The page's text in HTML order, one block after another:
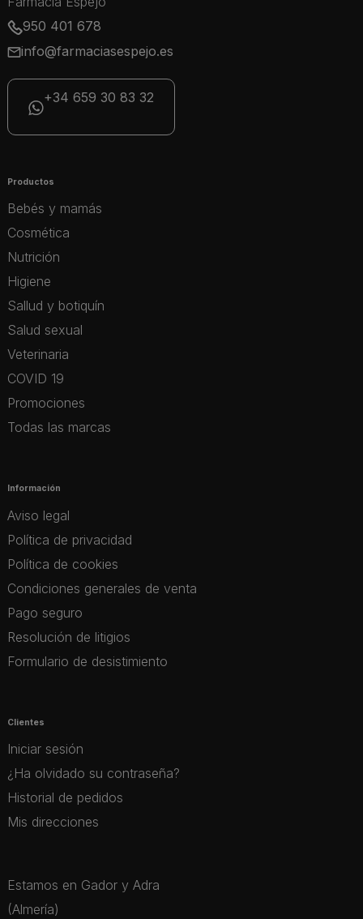
950 401 678
info@farmaciasespejo.es
+34 659 30 83 32
Productos
Bebés y mamás
Cosmética
Nutrición
Higiene
Sallud y botiquín
Salud sexual
Veterinaria
COVID 19
Promociones
Todas las marcas
Información
Aviso legal
Política de privacidad
Política de cookies
Condiciones generales de venta
Pago seguro
Resolución de litigios
Formulario de desistimiento
Clientes
Iniciar sesión
¿Ha olvidado su contraseña?
Historial de pedidos
Mis direcciones
Estamos en Gador y Adra
(Almería)